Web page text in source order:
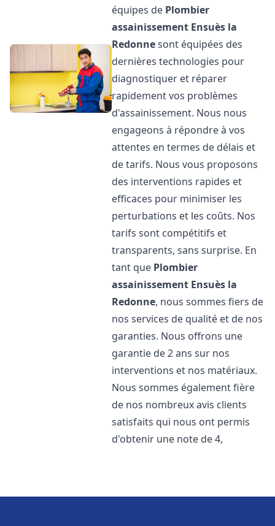
équipes de Plombier
assainissement Ensuès la
Redonnesont équipées des
dernières technologies pour
diagnostiquer et réparer
rapidement vos problèmes
d'assainissement. Nous nous
engageons à répondre à vos
attentes en termes de délais et
de tarifs. Nous vous proposons
des interventions rapides et
efficaces pour minimiser les
perturbations et les coûts. Nos
tarifs sont compétitifs et
transparents, sans surprise. En
tant que Plombier
assainissement Ensuès la
Redonne, nous sommes fiers de
nos services de qualité et de nos
garanties. Nous offrons une
garantie de 2 ans sur nos
interventions et nos matériaux.
Nous sommes également fière
de nos nombreux avis clients
satisfaits qui nous ont permis
d'obtenir une note de 4,